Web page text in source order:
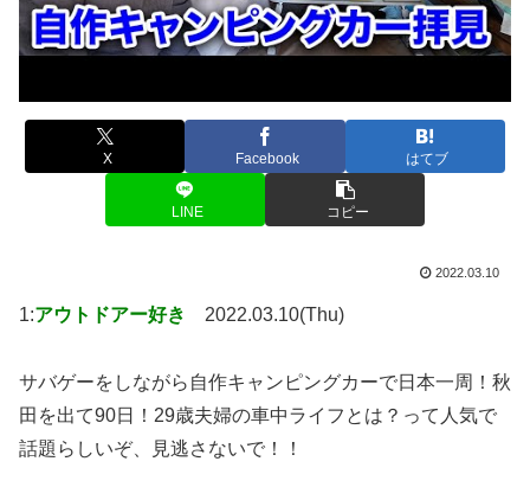
X Facebook はてブ
LINE コピー
2022.03.10
1:アウトドアー好き 2022.03.10(Thu)
サバゲーをしながら自作キャンピングカーで日本一周！秋
田を出て90日！29歳夫婦の車中ライフとは？って人気で
話題らしいぞ、見逃さないで！！